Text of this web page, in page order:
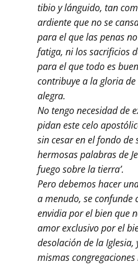
tibio y lánguido, tan
ardiente que no se
para el que las penas
fatiga, ni los sacrificios
para el que todo es
contribuye a la gloria
alegra.
No tengo necesidad de
pidan este celo
sin cesar en el fondo de
hermosas palabras de
fuego sobre la tierra’.
Pero debemos hacer
a menudo, se confunde
envidia por el bien que
amor exclusivo por el
desolación de la
mismas